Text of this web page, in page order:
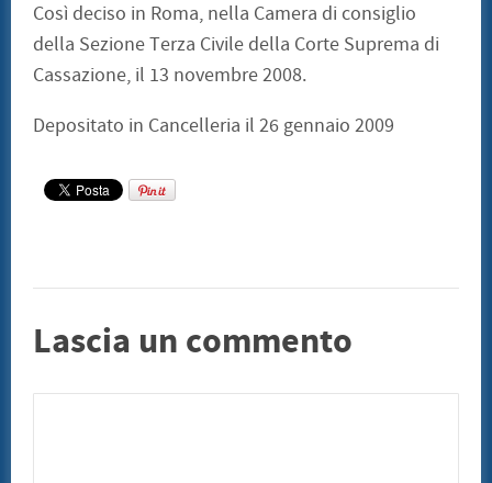
Così deciso in Roma, nella Camera di consiglio
della Sezione Terza Civile della Corte Suprema di
Cassazione, il 13 novembre 2008.
Depositato in Cancelleria il 26 gennaio 2009
Lascia un commento